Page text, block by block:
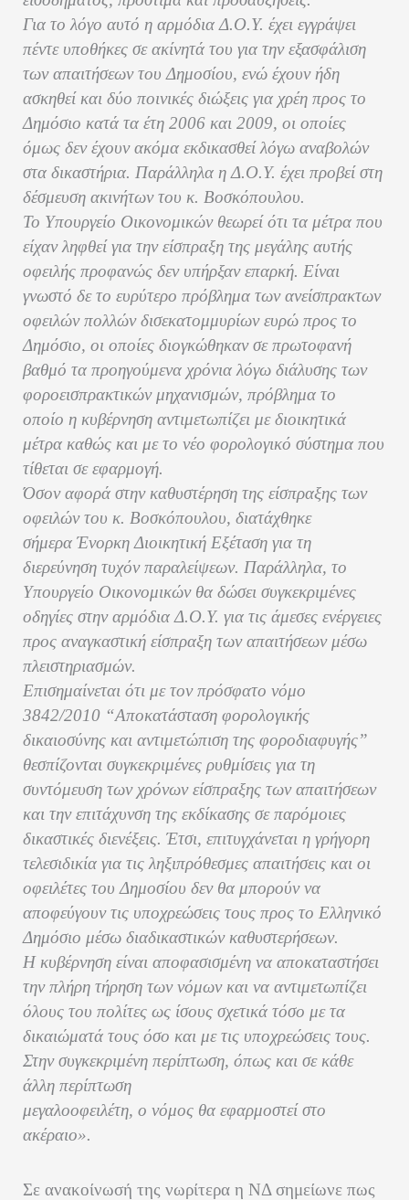
Για το λόγο αυτό η αρμόδια Δ.Ο.Υ. έχει εγγράψει
πέντε υποθήκες σε ακίνητά του για την εξασφάλιση
των απαιτήσεων του Δημοσίου, ενώ έχουν ήδη
ασκηθεί και δύο ποινικές διώξεις για χρέη προς το
Δημόσιο κατά τα έτη 2006 και 2009, οι οποίες
όμως δεν έχουν ακόμα εκδικασθεί λόγω αναβολών
στα δικαστήρια. Παράλληλα η Δ.Ο.Υ. έχει προβεί στη
δέσμευση ακινήτων του κ. Βοσκόπουλου.
Το Υπουργείο Οικονομικών θεωρεί ότι τα μέτρα που
είχαν ληφθεί για την είσπραξη της μεγάλης αυτής
οφειλής προφανώς δεν υπήρξαν επαρκή. Είναι
γνωστό δε το ευρύτερο πρόβλημα των ανείσπρακτων
οφειλών πολλών δισεκατομμυρίων ευρώ προς το
Δημόσιο, οι οποίες διογκώθηκαν σε πρωτοφανή
βαθμό τα προηγούμενα χρόνια λόγω διάλυσης των
φοροεισπρακτικών μηχανισμών, πρόβλημα το
οποίο η κυβέρνηση αντιμετωπίζει με διοικητικά
μέτρα καθώς και με το νέο φορολογικό σύστημα που
τίθεται σε εφαρμογή.
Όσον αφορά στην καθυστέρηση της είσπραξης των
οφειλών του κ. Βοσκόπουλου, διατάχθηκε
σήμερα Ένορκη Διοικητική Εξέταση για τη
διερεύνηση τυχόν παραλείψεων. Παράλληλα, το
Υπουργείο Οικονομικών θα δώσει συγκεκριμένες
οδηγίες στην αρμόδια Δ.Ο.Υ. για τις άμεσες ενέργειες
προς αναγκαστική είσπραξη των απαιτήσεων μέσω
πλειστηριασμών.
Επισημαίνεται ότι με τον πρόσφατο νόμο
3842/2010 “Αποκατάσταση φορολογικής
δικαιοσύνης και αντιμετώπιση της φοροδιαφυγής”
θεσπίζονται συγκεκριμένες ρυθμίσεις για τη
συντόμευση των χρόνων είσπραξης των απαιτήσεων
και την επιτάχυνση της εκδίκασης σε παρόμοιες
δικαστικές διενέξεις. Έτσι, επιτυγχάνεται η γρήγορη
τελεσιδικία για τις ληξιπρόθεσμες απαιτήσεις και οι
οφειλέτες του Δημοσίου δεν θα μπορούν να
αποφεύγουν τις υποχρεώσεις τους προς το Ελληνικό
Δημόσιο μέσω διαδικαστικών καθυστερήσεων.
Η κυβέρνηση είναι αποφασισμένη να αποκαταστήσει
την πλήρη τήρηση των νόμων και να αντιμετωπίζει
όλους του πολίτες ως ίσους σχετικά τόσο με τα
δικαιώματά τους όσο και με τις υποχρεώσεις τους.
Στην συγκεκριμένη περίπτωση, όπως και σε κάθε
άλλη περίπτωση
μεγαλοοφειλέτη, ο νόμος θα εφαρμοστεί στο
ακέραιο».
Σε ανακοίνωσή της νωρίτερα η ΝΔ σημείωνε πως